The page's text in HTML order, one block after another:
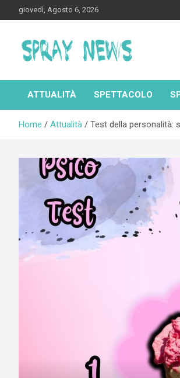
to
giovedì, Agosto 6, 2026
Spraynews.it
ATTUALITÀ SPETTACOLO
Home Attualità Test della personalità: